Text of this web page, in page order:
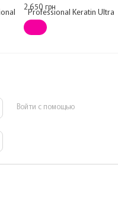
2 650 грн
Войти с помощью